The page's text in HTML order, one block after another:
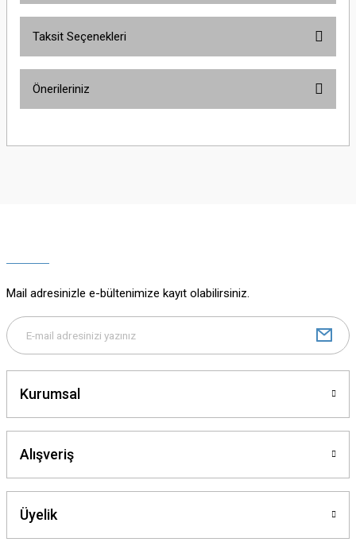
Taksit Seçenekleri
Önerileriniz
yetersiz gördüğünüz noktaları öneri formunu kullanarak tarafımıza
Bu ürüne benzer farklı alternatifler olmalı.
Mail adresinizle e-bültenimize kayıt olabilirsiniz.
Kurumsal
Alışveriş
Üyelik